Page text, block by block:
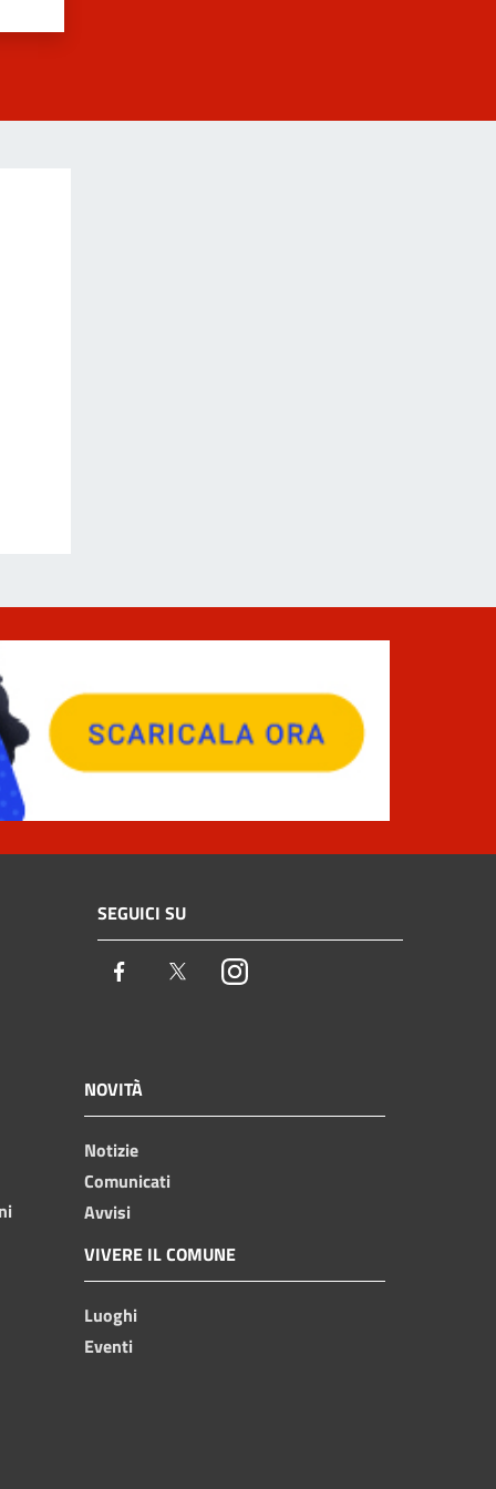
SEGUICI SU
Facebook TwitterInstagram
NOVITÀ
Notizie
Comunicati
Avvisi
VIVERE IL COMUNE
Luoghi
Eventi